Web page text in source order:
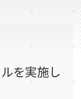
ルを実施し